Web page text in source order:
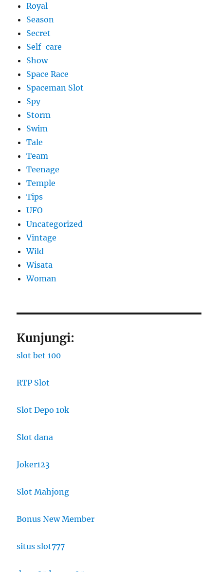
Royal
Season
Secret
Self-care
Show
Space Race
Spaceman Slot
Spy
Storm
Swim
Tale
Team
Teenage
Temple
Tips
UFO
Uncategorized
Vintage
Wild
Wisata
Woman
Kunjungi:
slot bet 100
RTP Slot
Slot Depo 10k
Slot dana
Joker123
Slot Mahjong
Bonus New Member
situs slot777